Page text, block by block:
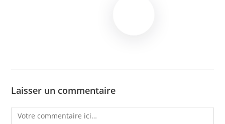
Laisser un commentaire